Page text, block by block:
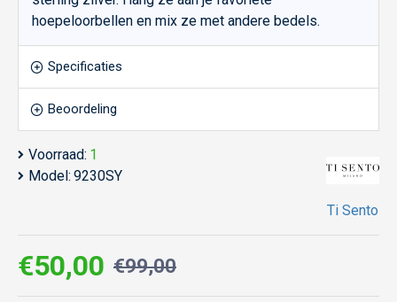
hoepeloorbellen en mix ze met andere bedels.
Specificaties
Beoordeling
Voorraad: 1
Model: 9230SY
Ti Sento
€50,00 €99,00